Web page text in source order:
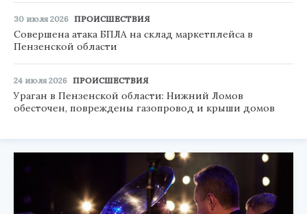
30 июля 2026 ПРОИСШЕСТВИЯ
Совершена атака БПЛА на склад маркетплейса в
Пензенской области
24 июля 2026 ПРОИСШЕСТВИЯ
Ураган в Пензенской области: Нижний Ломов
обесточен, повреждены газопровод и крыши домов